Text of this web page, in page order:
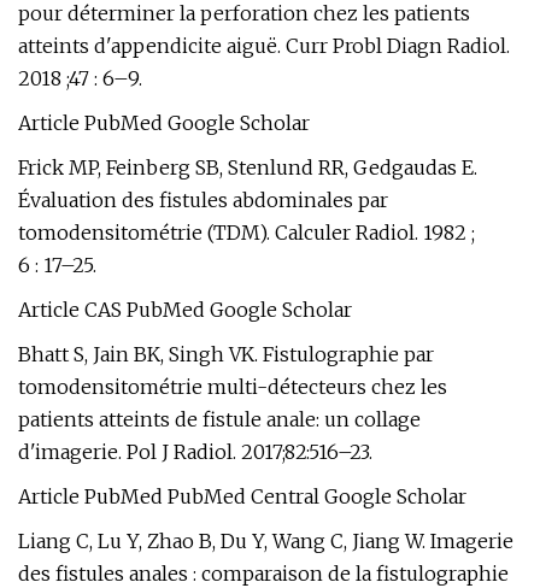
pour déterminer la perforation chez les patients
atteints d'appendicite aiguë. Curr Probl Diagn Radiol.
2018 ;47 : 6–9.
Article PubMed Google Scholar
Frick MP, Feinberg SB, Stenlund RR, Gedgaudas E.
Évaluation des fistules abdominales par
tomodensitométrie (TDM). Calculer Radiol. 1982 ;
6 : 17–25.
Article CAS PubMed Google Scholar
Bhatt S, Jain BK, Singh VK. Fistulographie par
tomodensitométrie multi-détecteurs chez les
patients atteints de fistule anale: un collage
d'imagerie. Pol J Radiol. 2017;82:516–23.
Article PubMed PubMed Central Google Scholar
Liang C, Lu Y, Zhao B, Du Y, Wang C, Jiang W. Imagerie
des fistules anales : comparaison de la fistulographie